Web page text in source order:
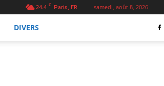
24.4 C Paris, FR samedi, août 8, 2026
DIVERS